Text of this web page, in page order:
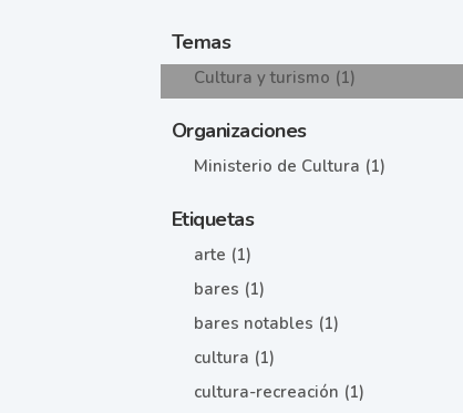
Temas
Cultura y turismo (1)
Organizaciones
Ministerio de Cultura (1)
Etiquetas
arte (1)
bares (1)
bares notables (1)
cultura (1)
cultura-recreación (1)